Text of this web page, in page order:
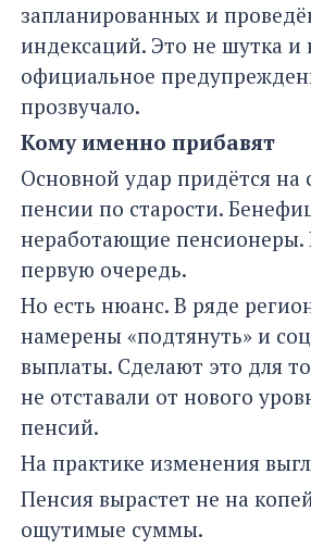
запланированных и
индексаций. Это не шутка и
официальное
прозвучало.
Кому именно прибавят
Основной удар придётся на
пенсии по старости.
неработающие пенсионеры.
первую очередь.
Но есть нюанс. В ряде
намерены «подтянуть» и
выплаты. Сделают это для
не отставали от нового
пенсий.
На практике изменения
Пенсия вырастет не на
ощутимые суммы.